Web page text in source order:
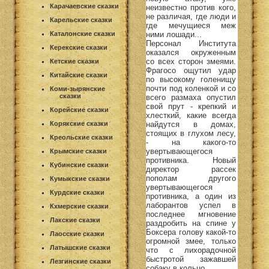
Карачаевские сказки
Карельские сказки
Каталонские сказки
Керекские сказки
Кетские сказки
Китайские сказки
Коми-зырянские
сказки
Корейские сказки
Корякские сказки
Креольские сказки
Крымские сказки
Кубинские сказки
Кумыкские сказки
Курдские сказки
Кхмерские сказки
Лакские сказки
Лаосские сказки
Латышские сказки
Лезгинские сказки
неизвестно против кого,
не различая, где люди и
где мечущиеся меж
ними лошади...
Персонал Института
оказался окруженным
со всех сторон змеями.
Фрагосо ощутил удар
по высокому голенищу
почти под коленкой и со
всего размаха опустил
свой прут - крепкий и
хлесткий, какие всегда
найдутся в домах,
стоящих в глухом лесу,
- на какого-то
увертывающегося
противника. Новый
директор рассек
пополам другого
увертывающегося
противника, а один из
лаборантов успел в
последнее мгновение
раздробить на спине у
Боксера голову какой-то
огромной змее, только
что с лихорадочной
быстротой зажавшей